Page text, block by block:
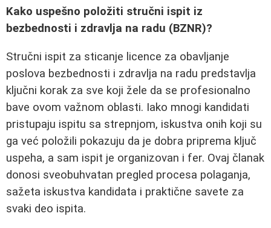
Kako uspešno položiti stručni ispit iz
bezbednosti i zdravlja na radu (BZNR)?
Stručni ispit za sticanje licence za obavljanje
poslova bezbednosti i zdravlja na radu predstavlja
ključni korak za sve koji žele da se profesionalno
bave ovom važnom oblasti. Iako mnogi kandidati
pristupaju ispitu sa strepnjom, iskustva onih koji su
ga već položili pokazuju da je dobra priprema ključ
uspeha, a sam ispit je organizovan i fer. Ovaj članak
donosi sveobuhvatan pregled procesa polaganja,
sažeta iskustva kandidata i praktične savete za
svaki deo ispita.